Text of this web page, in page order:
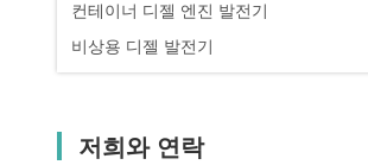
컨테이너 디젤 엔진 발전기
비상용 디젤 발전기
저희와 연락